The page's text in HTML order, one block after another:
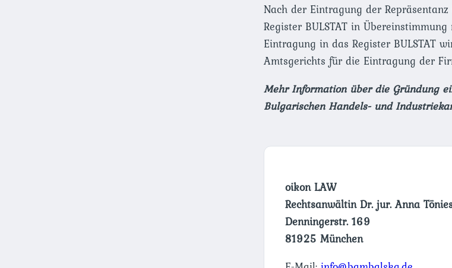
Nach der Eintragung der
Register BULSTAT in
Eintragung in das Register BULSTAT
Amtsgerichts für die Eintragung der
Mehr Information über die Gründung
Bulgarischen Handels- und
oikon LAW
Rechtsanwältin Dr. jur. Anna
Denningerstr. 169
81925 München